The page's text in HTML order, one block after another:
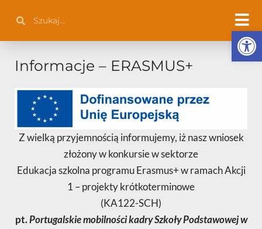
treści
Informacje – ERASMUS+
Z wielką przyjemnością informujemy, iż nasz wniosek
złożony w konkursie w sektorze
Edukacja szkolna programu Erasmus+ w ramach Akcji
1 – projekty krótkoterminowe
(KA122-SCH)
pt.Portugalskie mobilności kadry Szkoły Podstawowej w